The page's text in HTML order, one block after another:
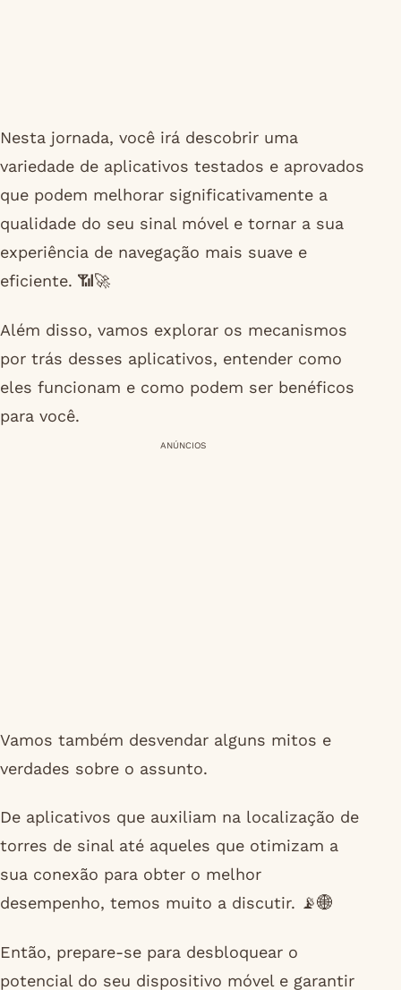
Nesta jornada, você irá descobrir uma
variedade de aplicativos testados e aprovados
que podem melhorar significativamente a
qualidade do seu sinal móvel e tornar a sua
experiência de navegação mais suave e
eficiente. 📶🚀
Além disso, vamos explorar os mecanismos
por trás desses aplicativos, entender como
eles funcionam e como podem ser benéficos
para você.
ANÚNCIOS
Vamos também desvendar alguns mitos e
verdades sobre o assunto.
De aplicativos que auxiliam na localização de
torres de sinal até aqueles que otimizam a
sua conexão para obter o melhor
desempenho, temos muito a discutir. 📡🌐
Então, prepare-se para desbloquear o
potencial do seu dispositivo móvel e garantir